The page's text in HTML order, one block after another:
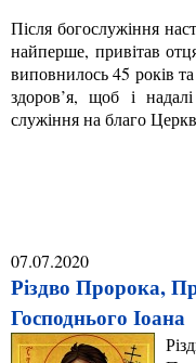
Після богослужіння
найперше, привітав
виповнилось 45 років
здоров’я, щоб і
служіння на благо
07.07.2020
Різдво Пророка,
Господнього Іоана